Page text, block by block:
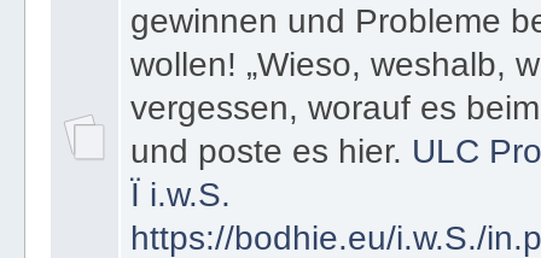
gewinnen und Probleme
wollen! „Wieso, weshalb,
vergessen, worauf es
und poste es hier. ULC
Ï i.w.S.
https://bodhie.eu/i.w.S./